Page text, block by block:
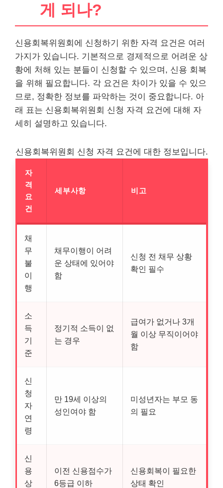
게 되나?
신용회복위원회에 신청하기 위한 자격 요건은 여러
가지가 있습니다. 기본적으로 경제적으로 어려운 상
황에 처해 있는 분들이 신청할 수 있으며, 신용 회복
을 위해 필요합니다. 각 요건은 차이가 있을 수 있으
므로, 정확한 정보를 파악하는 것이 중요합니다. 아
래 표는 신용회복위원회 신청 자격 요건에 대해 자
세히 설명하고 있습니다.
신용회복위원회 신청 자격 요건에 대한 정보입니다.
자
격
요
건
세부사항 비고
채
무
불
이
행
채무이행이 어려
운 상태에 있어야
함
신청 전 채무 상황
확인 필수
소
득
기
준
정기적 소득이 없
는 경우
급여가 없거나 3개
월 이상 무직이어야
함
신
청
자
연
령
만 19세 이상의
성인여야 함
미성년자는 부모 동
의 필요
신
용
상
이전 신용점수가
6등급 이하
신용회복이 필요한
상태 확인